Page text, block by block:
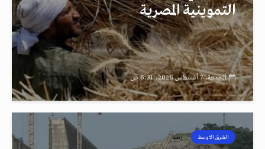
التموينية المصرية
الجمعة، 7 أغسطس 2026، 6:31 ص
الشرق الاوسط رصد